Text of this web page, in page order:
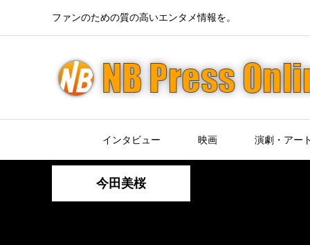
ファンのための質の高いエンタメ情報を。
インタビュー 映画 演劇・アー
今田美桜